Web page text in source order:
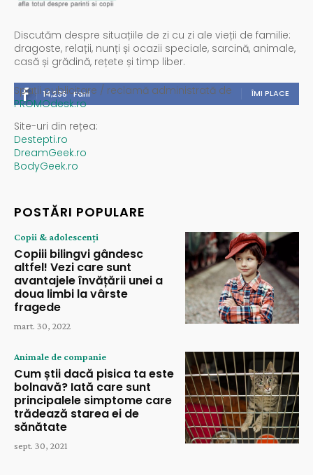
Discutăm despre situațiile de zi cu zi ale vieții de familie:
dragoste, relații, nunți și ocazii speciale, sarcină, animale,
casă și grădină, rețete și timp liber.
14,235 Fani ÎMI PLACE
Spații publicitare / reclamă administrată de
PROMOdesk.ro
Site-uri din rețea:
Destepti.ro
DreamGeek.ro
BodyGeek.ro
POSTĂRI POPULARE
Copii & adolescenți
Copiii bilingvi gândesc
altfel! Vezi care sunt
avantajele învățării unei a
doua limbi la vârste
fragede
mart. 30, 2022
Animale de companie
Cum știi dacă pisica ta este
bolnavă? Iată care sunt
principalele simptome care
trădează starea ei de
sănătate
sept. 30, 2021